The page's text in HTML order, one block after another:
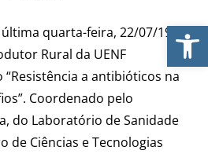
quarta-feira, 22/07/19,
Rural da UENF
a antibióticos na
Coordenado pelo
do Laboratório de Sanidade
de Ciências e Tecnologias